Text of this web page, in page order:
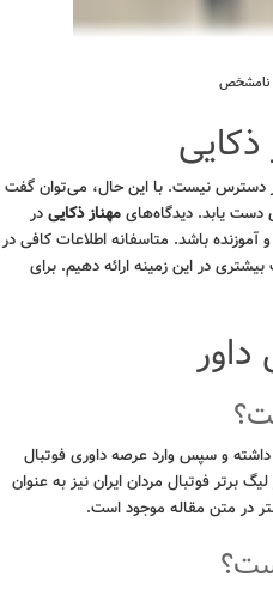
نامشخص
نیست. با این حال، می‌توان گفت
دست یابد. دیدگاه‌هایمهناز ذکاییدر
باشد. متاسفانه اطلاعات کافی در
در این زمینه ارائه دهیم. برای
داور
داشته و سپس وارد عرصه داوری فوتبال
برتر فوتبال مردان ایران نیز به عنوان